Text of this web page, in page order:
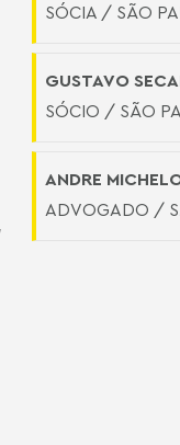
SÓCIA / SÃO
GUSTAVO
SÓCIO / SÃO
ANDRE
ADVOGADO /